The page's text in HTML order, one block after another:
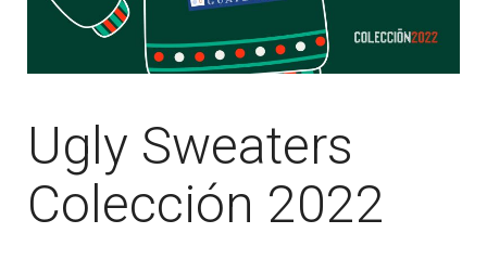
Ugly Sweaters
Colección 2022